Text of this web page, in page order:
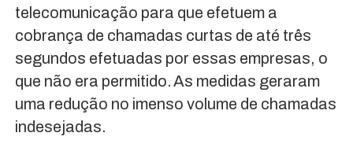
telecomunicação para que efetuem a
cobrança de chamadas curtas de até três
segundos efetuadas por essas empresas, o
que não era permitido. As medidas geraram
uma redução no imenso volume de chamadas
indesejadas.